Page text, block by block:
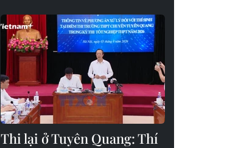
Thi lại ở Tuyên Quang: Thí